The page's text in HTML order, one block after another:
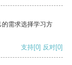
需求选择学习方
支持[0] 反对[0]